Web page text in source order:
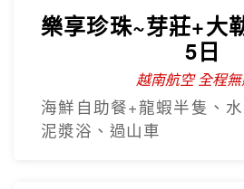
樂享珍珠~芽莊+大
5日
越南航空 全程
海鮮自助餐+龍蝦半隻、
泥漿浴、過山車